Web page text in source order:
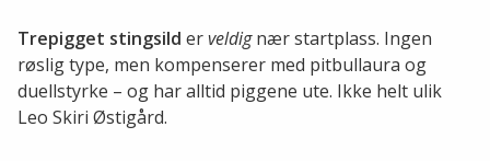
Trepigget stingsild erveldignær startplass. Ingen
røslig type, men kompenserer med pitbullaura og
duellstyrke – og har alltid piggene ute. Ikke helt ulik
Leo Skiri Østigård.